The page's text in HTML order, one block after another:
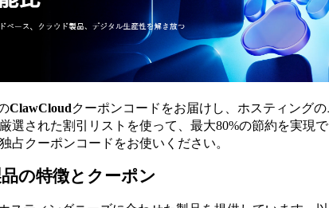
ClawCloudクーポンコードをお届けし、ホスティング
選された割引リストを使って、最大80%の節約を実現で
占クーポンコードをお使いください。
の特徴とクーポン